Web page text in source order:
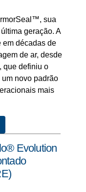
sua
geração. A
em décadas de
de ar, desde
definiu o
novo padrão
mais
Evolution